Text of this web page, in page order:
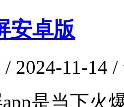
安卓版
2024-11-14
是当下火